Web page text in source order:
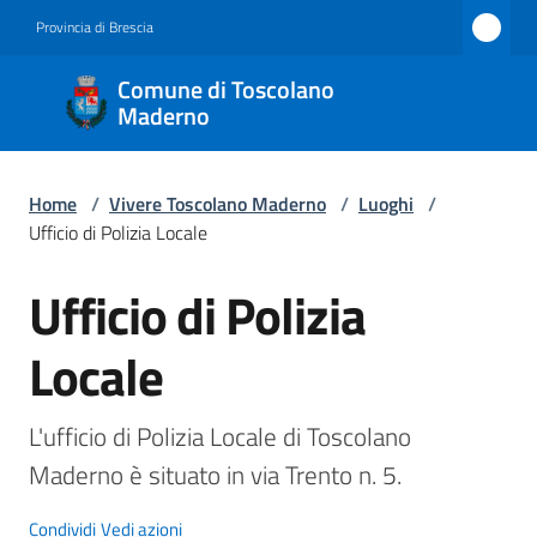
Provincia di Brescia
Comune di Toscolano
Maderno
Comune
di
Toscolano
Maderno
Amministrazione
Novità
Servizi
Vivere
Toscolano
Home / Vivere Toscolano Maderno / Luoghi /
Ufficio di Polizia Locale
Salta al contenuto
Ufficio di Polizia
Locale
L'ufficio di Polizia Locale di Toscolano
Maderno è situato in via Trento n. 5.
CondividiVedi azioni